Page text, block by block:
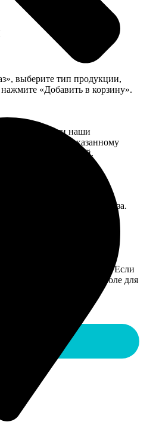
выберите тип продукции,
«Добавить в корзину».
к печати наши
с Вами по указанному
деталей.
на email с описанием заказа.
способ доставки заказа. Если
его в специальное поле для